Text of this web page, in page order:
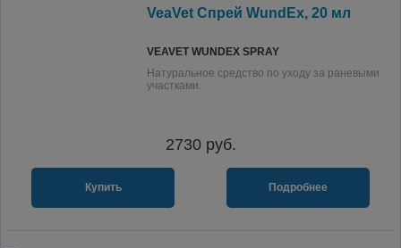
VeaVet Спрей WundEx, 20 мл
VEAVET WUNDEX SPRAY
Натуральное средство по уходу за раневыми
участками.
2730руб.
Купить Подробнее